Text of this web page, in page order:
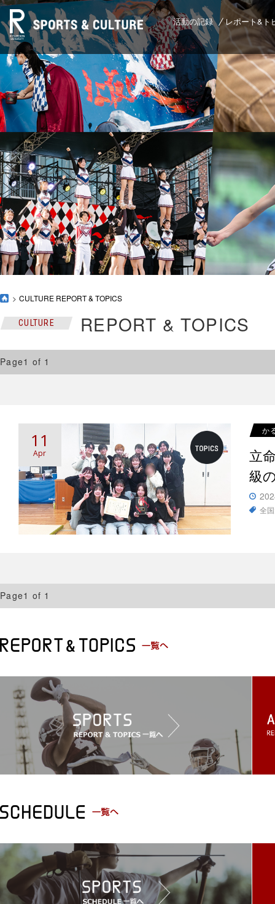
活動の記録 レポート&ト
CULTURE REPORT & TOPICS
CULTURE REPORT & TOPICS
Page1 of 1
11
Apr
か
立
級
全
Page1 of 1